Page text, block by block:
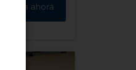
Reserva ahora